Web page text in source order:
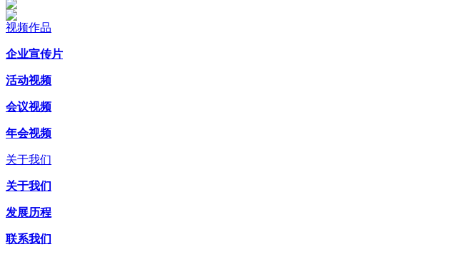
视频作品
企业宣传片
活动视频
会议视频
年会视频
关于我们
关于我们
发展历程
联系我们